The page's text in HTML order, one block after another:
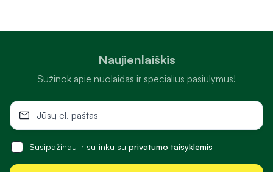
Naujienlaiškis
Sužinok apie nuolaidas ir specialius pasiūlymus!
Susipažinau ir sutinku su privatumo taisyklėmis